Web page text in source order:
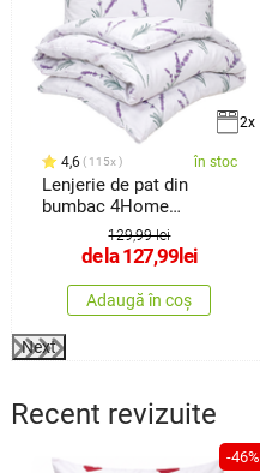
2x
4,6 115x în stoc
Lenjerie de pat din
bumbac 4Home
Lavender, 140 x
129,99 lei
de la127,99 lei
Adaugă în coș
Next
Recent revizuite
-46%